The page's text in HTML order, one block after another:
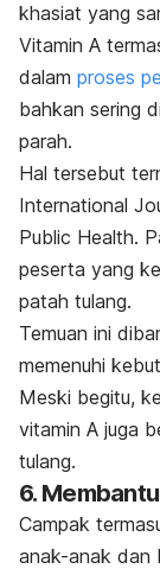
khasiat yang
Vitamin A
dalam proses
bahkan sering
parah.
Hal tersebut
International
Public Health.
peserta yang
patah tulang.
Temuan ini
memenuhi
Meski begitu,
vitamin A juga
tulang.
6.
Campak
anak-anak dan